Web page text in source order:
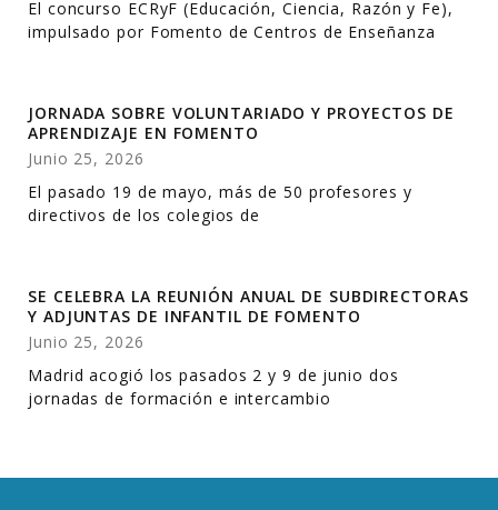
El concurso ECRyF (Educación, Ciencia, Razón y Fe),
impulsado por Fomento de Centros de Enseñanza
JORNADA SOBRE VOLUNTARIADO Y PROYECTOS DE
APRENDIZAJE EN FOMENTO
Junio 25, 2026
El pasado 19 de mayo, más de 50 profesores y
directivos de los colegios de
SE CELEBRA LA REUNIÓN ANUAL DE SUBDIRECTORAS
Y ADJUNTAS DE INFANTIL DE FOMENTO
Junio 25, 2026
Madrid acogió los pasados 2 y 9 de junio dos
jornadas de formación e intercambio